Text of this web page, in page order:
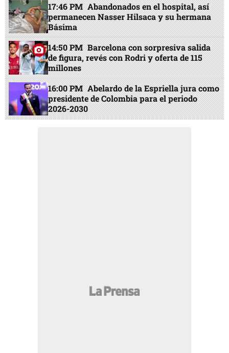
17:46 PM Abandonados en el hospital, así
permanecen Nasser Hilsaca y su hermana
Básima
14:50 PM Barcelona con sorpresiva salida
de figura, revés con Rodri y oferta de 115
millones
16:00 PM Abelardo de la Espriella jura como
presidente de Colombia para el periodo
2026-2030